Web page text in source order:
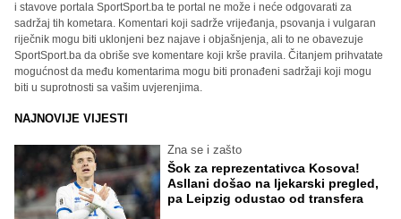
i stavove portala SportSport.ba te portal ne može i neće odgovarati za
sadržaj tih kometara. Komentari koji sadrže vrijeđanja, psovanja i vulgaran
riječnik mogu biti uklonjeni bez najave i objašnjenja, ali to ne obavezuje
SportSport.ba da obriše sve komentare koji krše pravila. Čitanjem prihvatate
mogućnost da među komentarima mogu biti pronađeni sadržaji koji mogu
biti u suprotnosti sa vašim uvjerenjima.
NAJNOVIJE VIJESTI
Zna se i zašto
Šok za reprezentativca Kosova!
Asllani došao na ljekarski pregled,
pa Leipzig odustao od transfera